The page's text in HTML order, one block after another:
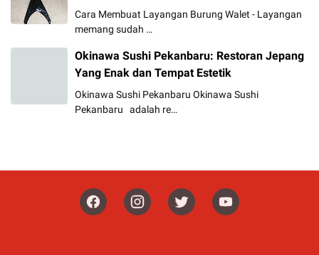
Cara Membuat Layangan Burung Walet - Layangan
memang sudah …
Okinawa Sushi Pekanbaru: Restoran Jepang
Yang Enak dan Tempat Estetik
Okinawa Sushi Pekanbaru Okinawa Sushi
Pekanbaru adalah re…